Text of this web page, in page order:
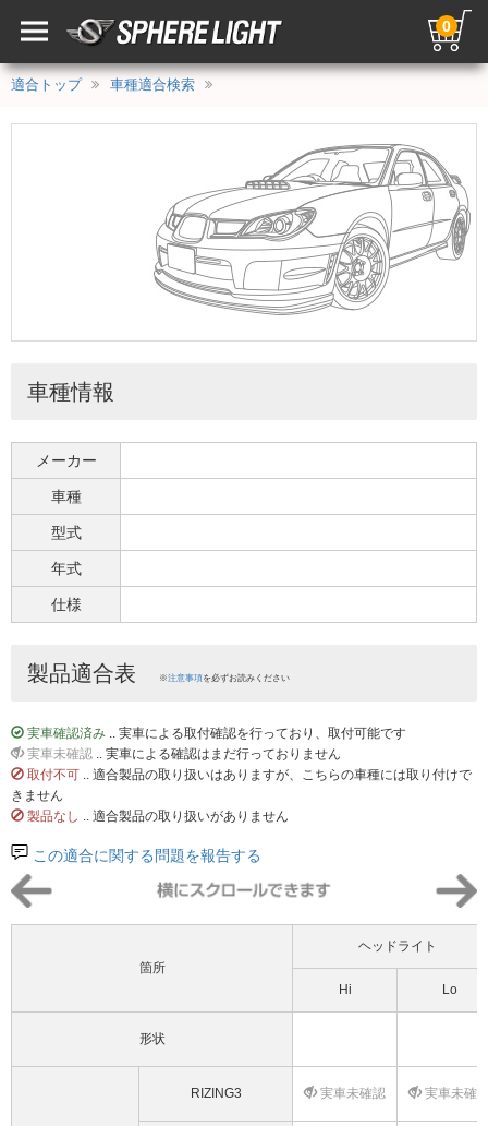
0
適合トップ 車種適合検索
車種情報
メーカー
車種
型式
年式
仕様
製品適合表 ※注意事項を必ずお読みください
実車確認済み .. 実車による取付確認を行っており、取付可能です
実車未確認 .. 実車による確認はまだ行っておりません
取付不可 .. 適合製品の取り扱いはありますが、こちらの車種には取り付けで
きません
製品なし .. 適合製品の取り扱いがありません
この適合に関する問題を報告する
箇所
ヘッドライト
Hi Lo
形状
RIZING3 実車未確認 実車未確